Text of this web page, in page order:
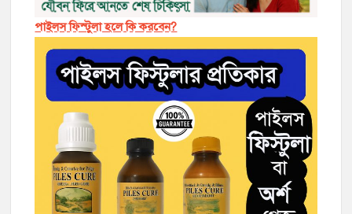
পাইলস ফিস্টুলা হলে কি করবেন?